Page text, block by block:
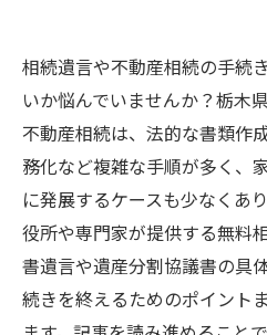
相続遺言や不動産相続の手続
いか悩んでいませんか？栃木
不動産相続は、法的な書類作
務化など複雑な手順が多く、
に発展するケースも少なくあ
役所や専門家が提供する無料
書遺言や遺産分割協議書の具
続きを終えるためのポイント